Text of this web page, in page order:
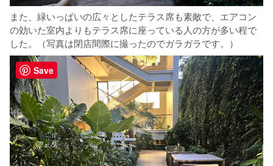
また、緑いっぱいの広々としたテラス席も素敵で、エアコン
の効いた室内よりもテラス席に座っている人の方が多い程で
した。（写真は閉店間際に撮ったのでガラガラです。）
Save